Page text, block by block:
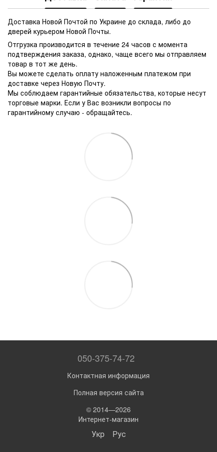
Доставка Новой Почтой по Украине до склада, либо до
дверей курьером Новой Почты.
Отгрузка производится в течение 24 часов с момента
подтверждения заказа, однако, чаще всего мы отправляем
товар в тот же день.
Вы можете сделать оплату наложенным платежом при
доставке через Новую Почту.
Мы соблюдаем гарантийные обязательства, которые несут
торговые марки. Если у Вас возникли вопросы по
гарантийному случаю - обращайтесь.
050-375-74-72
Контактная информация
Полная версия сайта
© 2014—2026
Интернет-магазин
Укр Рус